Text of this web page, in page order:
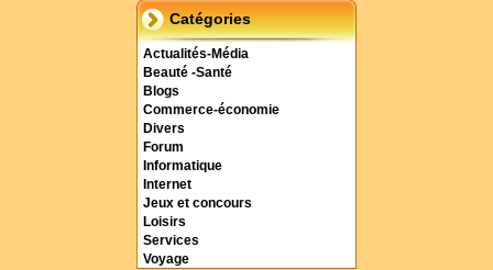
Catégories
Actualités-Média
Beauté -Santé
Blogs
Commerce-économie
Divers
Forum
Informatique
Internet
Jeux et concours
Loisirs
Services
Voyage